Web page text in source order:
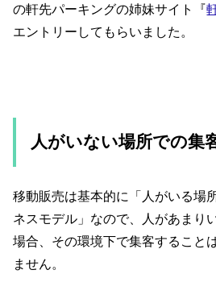
の軒先パーキングの姉妹サイト『
エントリーしてもらいました。
人がいない場所での集
移動販売は基本的に「人がいる場
ネスモデル」なので、人があまり
場合、その環境下で集客すること
ません。